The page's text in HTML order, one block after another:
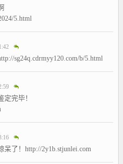
5.html
sg24q.cdrmyy120.com/b/5.html
定完毕！
呆了！http://2y1b.stjunlei.com